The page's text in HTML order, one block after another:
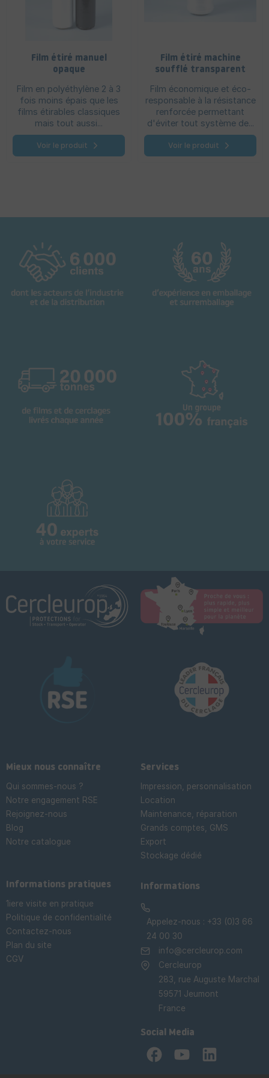
Film étiré manuel
opaque
Film en polyéthylène 2 à 3
fois moins épais que les
films étirables classiques
mais tout aussi...
Voir le produit
Film étiré machine
soufflé transparent
Film économique et éco-
responsable à la résistance
renforcée permettant
d'éviter tout système de...
Voir le produit
Mieux nous connaître
Qui sommes-nous ?
Notre engagement RSE
Rejoignez-nous
Blog
Notre catalogue
Services
Impression, personnalisation
Location
Maintenance, réparation
Grands comptes, GMS
Export
Stockage dédié
Informations pratiques
1iere visite en pratique
Politique de confidentialité
Contactez-nous
Plan du site
CGV
Informations
Appelez-nous : +33 (0)3 66
24 00 30
info@cercleurop.com
Cercleurop
283, rue Auguste Marchal
59571 Jeumont
France
Social Media